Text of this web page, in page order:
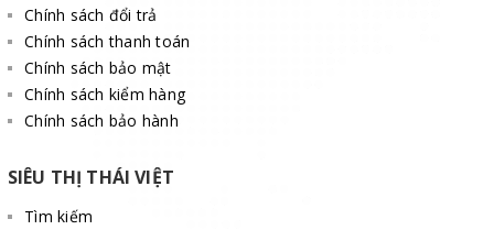
Chính sách đổi trả
Chính sách thanh toán
Chính sách bảo mật
Chính sách kiểm hàng
Chính sách bảo hành
SIÊU THỊ THÁI VIỆT
Tìm kiếm